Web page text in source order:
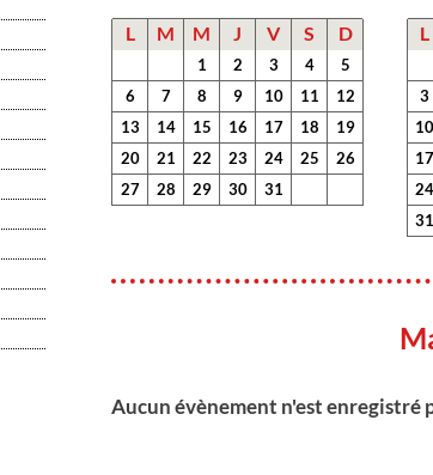
L M M J V S D
1 2 3 4
5
6
7 8 9 10 11
12
13
14 15 16 17 18
19
20
21 22 23 24 25
26
27
28 29 30 31
L
3
10
17
24
31
Aucun évènement n'est enregistré